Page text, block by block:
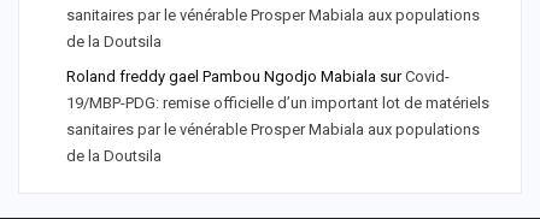
sanitaires par le vénérable Prosper Mabiala aux populations
de la Doutsila
Roland freddy gael Pambou Ngodjo Mabiala surCovid-
19/MBP-PDG: remise officielle d’un important lot de matériels
sanitaires par le vénérable Prosper Mabiala aux populations
de la Doutsila